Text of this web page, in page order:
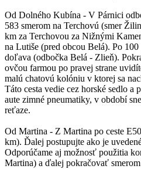
Od Dolného Kubína - V Párnici
583 smerom na Terchovú (smer
km za Terchovou za Nižnými
na Lutiše (pred obcou Belá). Po
doľava (odbočka Belá - Zlieň).
ovčou farmou po pravej strane
malú chatovú kolóniu v ktorej sa
Táto cesta vedie cez horské sedlo a
aute zimné pneumatiky, v období
reťaze.
Od Martina - Z Martina po ceste
km). Ďalej postupujte ako je
Odporúčame aj možnosť použitia
Martina) a ďalej pokračovať